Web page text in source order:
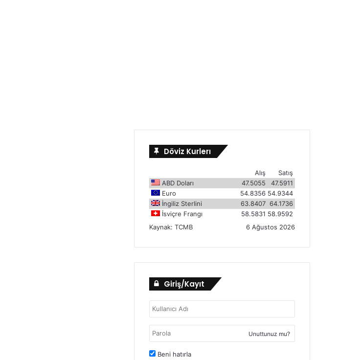
Döviz Kurlerı
Satış
Alış
ABD Doları
47.5911
47.5055
Euro
54.9344
54.8356
İngiliz Sterlini
64.1736
63.8407
İsviçre Frangı
58.9592
58.5831
Kaynak:TCMB 6 Ağustos 2026
Giriş/Kayıt
Unuttunuz mu?
Beni hatırla